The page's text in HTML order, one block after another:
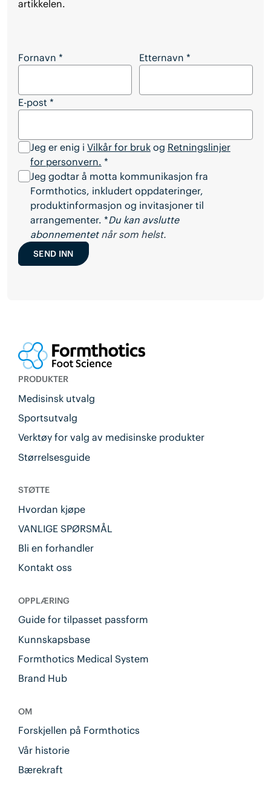
artikkelen.
Vil du laste ned hele artikkelen?
Fornavn * Etternavn *
E-post *
Jeg er enig i Vilkår for brukog Retningslinjer
for personvern. *
Jeg godtar å motta kommunikasjon fra
Formthotics, inkludert oppdateringer,
produktinformasjon og invitasjoner til
arrangementer. *Du kan avslutte
abonnementetnår som helst.
SEND INN
PRODUKTER
Medisinsk utvalg
Sportsutvalg
Verktøy for valg av medisinske produkter
Størrelsesguide
STØTTE
Hvordan kjøpe
VANLIGE SPØRSMÅL
Bli en forhandler
Kontakt oss
OPPLÆRING
Guide for tilpasset passform
Kunnskapsbase
Formthotics Medical System
Brand Hub
OM
Forskjellen på Formthotics
Vår historie
Bærekraft